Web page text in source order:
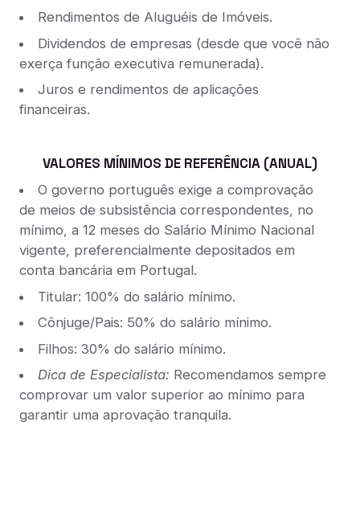
Rendimentos de Aluguéis de Imóveis.
Dividendos de empresas (desde que você não
exerça função executiva remunerada).
Juros e rendimentos de aplicações
financeiras.
VALORES MÍNIMOS DE REFERÊNCIA (ANUAL)
O governo português exige a comprovação
de meios de subsistência correspondentes, no
mínimo, a 12 meses do Salário Mínimo Nacional
vigente, preferencialmente depositados em
conta bancária em Portugal.
Titular: 100% do salário mínimo.
Cônjuge/Pais: 50% do salário mínimo.
Filhos: 30% do salário mínimo.
Dica de Especialista: Recomendamos sempre
comprovar um valor superior ao mínimo para
garantir uma aprovação tranquila.